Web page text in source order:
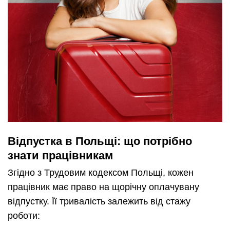
Відпустка в Польщі: що потрібно
знати працівникам
Згідно з Трудовим кодексом Польщі, кожен
працівник має право на щорічну оплачувану
відпустку. Її тривалість залежить від стажу
роботи: